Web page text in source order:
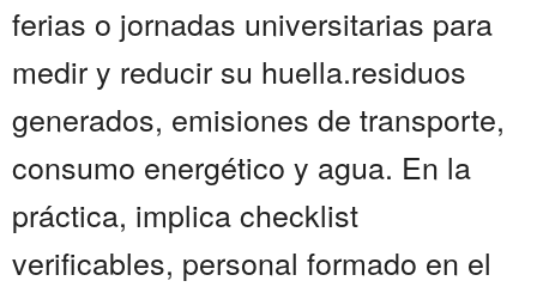
ferias o jornadas universitarias para
medir y reducir su huella.residuos
generados, emisiones de transporte,
consumo energético y agua. En la
práctica, implica checklist
verificables, personal formado en el